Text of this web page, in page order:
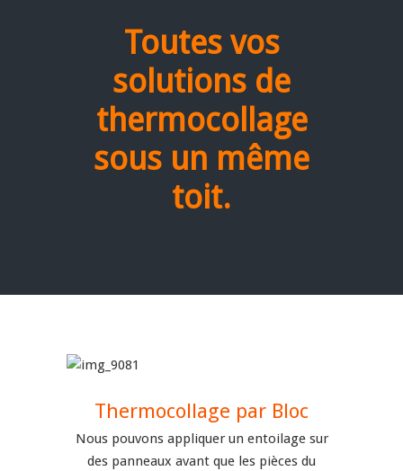
Toutes vos
solutions de
thermocollage
sous un même
toit.
Thermocollage par Bloc
Nous pouvons appliquer un entoilage sur
des panneaux avant que les pièces du